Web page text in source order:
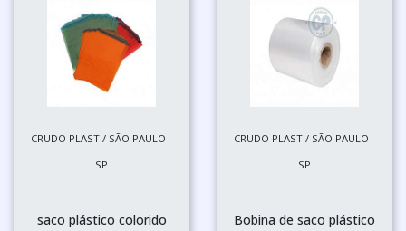
CRUDO PLAST / SÃO PAULO -
SP
saco plástico colorido
CRUDO PLAST / SÃO PAULO -
SP
Bobina de saco plástico